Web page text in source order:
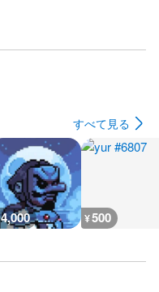
すべて見る
4,000 ¥500